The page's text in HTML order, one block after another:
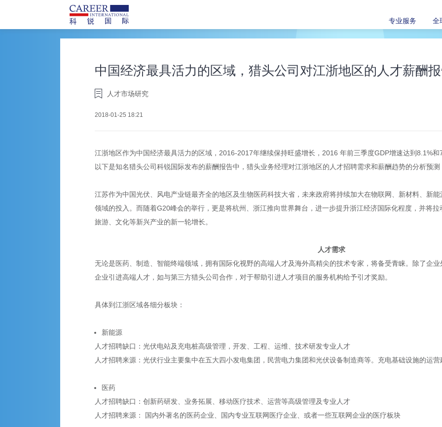
专业服务
全
中国经济最具活力的区域，猎头公司对江浙地区的人才薪酬
人才市场研究
2018-01-25 18:21
江浙地区作为中国经济最具活力的区域，2016-2017年继续保持旺盛增长，2016 年前三季度GDP增速达到8.1%和
以下是知名猎头公司科锐国际发布的薪酬报告中，猎头业务经理对江浙地区的人才招聘需求和薪酬趋势的分析预测
江苏作为中国光伏、风电产业链最齐全的地区及生物医药科技大省，未来政府将持续加大在物联网、新材料、新
领域的投入。而随着G20峰会的举行，更是将杭州、浙江推向世界舞台，进一步提升浙江经济国际化程度，并将拉
旅游、文化等新兴产业的新一轮增长。
人才需求
无论是医药、制造、智能终端领域，拥有国际化视野的高端人才及海外高精尖的技术专家，将备受青睐。除了企
企业引进高端人才，如与第三方猎头公司合作，对于帮助引进人才项目的服务机构给予引才奖励。
具体到江浙区域各细分板块：
新能源
人才招聘缺口：光伏电站及充电桩高级管理，开发、工程、运维、技术研发专业人才
人才招聘来源：光伏行业主要集中在五大四小发电集团，民营电力集团和光伏设备制造商等。充电基础设施的运
医药
人才招聘缺口：创新药研发、业务拓展、移动医疗技术、运营等高级管理及专业人才
人才招聘来源： 国内外著名的医药企业、国内专业互联网医疗企业、或者一些互联网企业的医疗板块